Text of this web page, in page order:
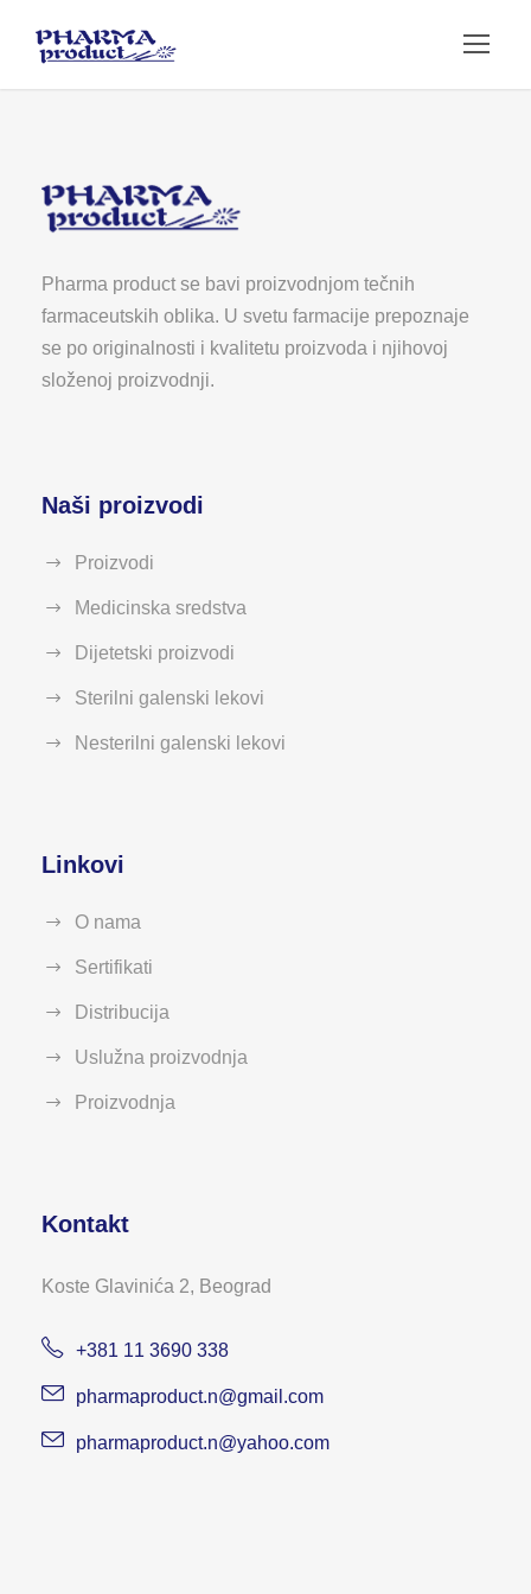
Pharma product se bavi proizvodnjom tečnih
farmaceutskih oblika. U svetu farmacije prepoznaje
se po originalnosti i kvalitetu proizvoda i njihovoj
složenoj proizvodnji.
Naši proizvodi
Proizvodi
Medicinska sredstva
Dijetetski proizvodi
Sterilni galenski lekovi
Nesterilni galenski lekovi
Linkovi
O nama
Sertifikati
Distribucija
Uslužna proizvodnja
Proizvodnja
Kontakt
Koste Glavinića 2, Beograd
+381 11 3690 338
pharmaproduct.n@gmail.com
pharmaproduct.n@yahoo.com